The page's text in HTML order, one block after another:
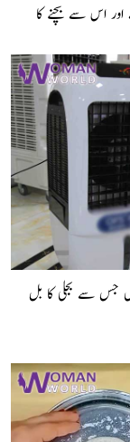
اس سے بچنے کا
جس سے بجلی کا بل